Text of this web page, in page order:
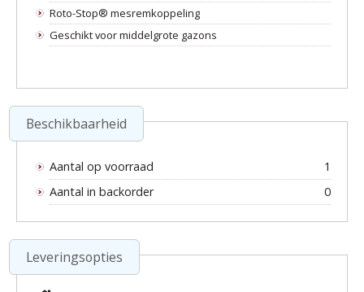
Roto-Stop® mesremkoppeling
Geschikt voor middelgrote gazons
Beschikbaarheid
Aantal op voorraad
1
Aantal in backorder
0
Leveringsopties